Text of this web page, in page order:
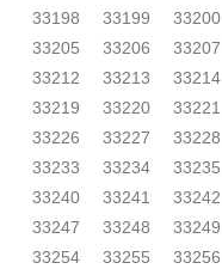
33198
33199 33200
33205
33206 33207
33212
33213 33214
33219
33220 33221
33226
33227 33228
33233
33234 33235
33240
33241 33242
33247
33248 33249
33254
33255 33256